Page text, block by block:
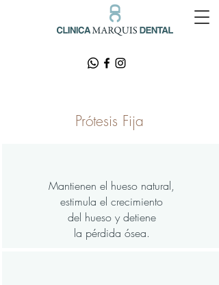
Prótesis Fija
Mantienen el hueso natural,
estimula el crecimiento
del hueso y detiene
la pérdida ósea.